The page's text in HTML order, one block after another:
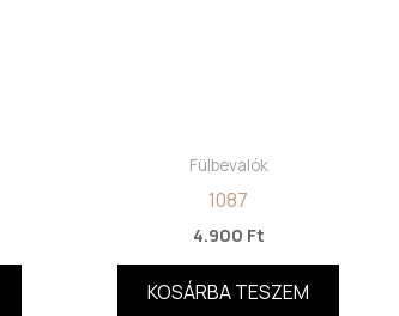
Fülbevalók
1087
4.900 Ft
KOSÁRBA TESZEM